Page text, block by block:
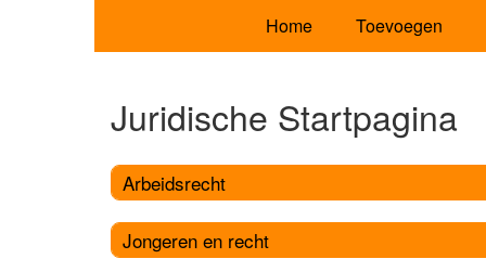
Home Toevoegen
Juridische Startpagina
Arbeidsrecht
Jongeren en recht